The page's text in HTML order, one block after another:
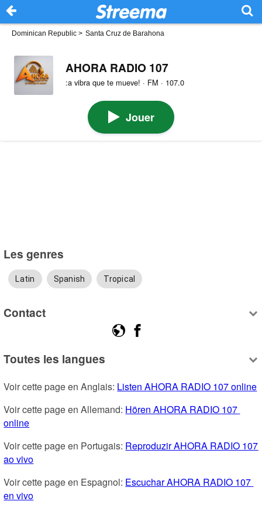
Dominican Republic > Santa Cruz de Barahona
AHORA RADIO 107
:a vibra que te mueve! · FM · 107.0
Jouer
Les genres
Latin Spanish Tropical
Contact
Toutes les langues
Voir cette page en Anglais: Listen AHORA RADIO 107 online
Voir cette page en Allemand: Hören AHORA RADIO 107
online
Voir cette page en Portugais: Reproduzir AHORA RADIO 107
ao vivo
Voir cette page en Espagnol: Escuchar AHORA RADIO 107
en vivo